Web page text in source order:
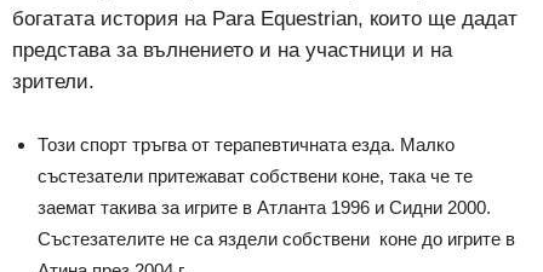
богатата история на Para Equestrian, които ще дадат
представа за вълнението и на участници и на
зрители.
Този спорт тръгва от терапевтичната езда. Малко
състезатели притежават собствени коне, така че те
заемат такива за игрите в Атланта 1996 и Сидни 2000.
Състезателите не са яздели собствени коне до игрите в